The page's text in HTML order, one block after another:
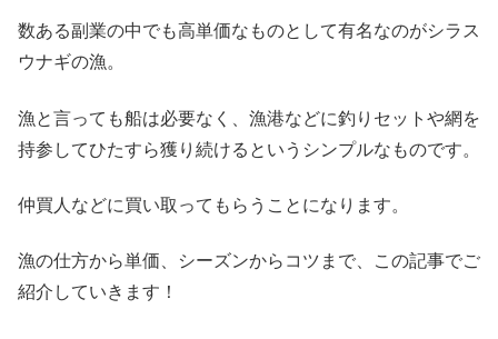
数ある副業の中でも高単価なものとして有名なのがシラス
ウナギの漁。
漁と言っても船は必要なく、漁港などに釣りセットや網を
持参してひたすら獲り続けるというシンプルなものです。
仲買人などに買い取ってもらうことになります。
漁の仕方から単価、シーズンからコツまで、この記事でご
紹介していきます！